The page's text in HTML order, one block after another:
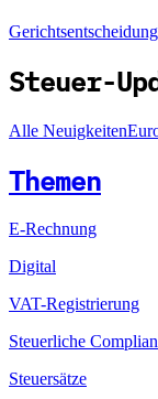
Steuer-
Alle Neuigkeiten
Themen
E-Rechnung
Digital
VAT-Registrierung
Steuerliche
Steuersätze